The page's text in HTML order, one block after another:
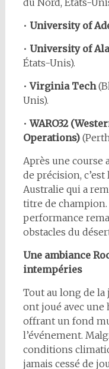
du Nord, États-
• University of
• University of
États-Unis).
•Virginia Tech
Unis).
•WARO32
Operations)
Après une course
de précision, c’est
Australie qui a
titre de
performance
obstacles du
Une ambiance
intempéries
Tout au long de la
ont joué avec une
offrant un fond
l’événement.
conditions
jamais cessé de